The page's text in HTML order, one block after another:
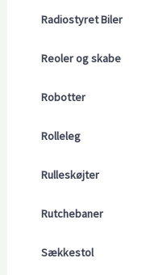
Radiostyret Biler
Reoler og skabe
Robotter
Rolleleg
Rulleskøjter
Rutchebaner
Sækkestol